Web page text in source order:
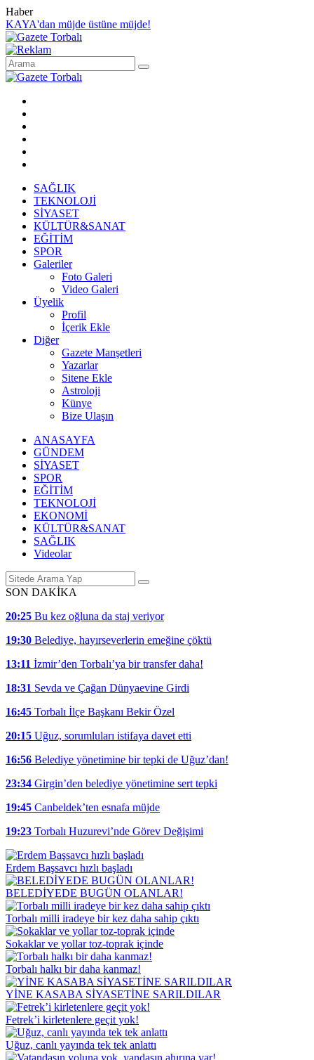
Haber
KAYA'dan müjde üstüne müjde!
SAĞLIK
TEKNOLOJİ
SİYASET
KÜLTÜR&SANAT
EĞİTİM
SPOR
Galeriler
Foto Galeri
Video Galeri
Üyelik
Profil
İçerik Ekle
Diğer
Gazete Manşetleri
Yazarlar
Sitene Ekle
Astroloji
Künye
Bize Ulaşın
ANASAYFA
GÜNDEM
SİYASET
SPOR
EĞİTİM
TEKNOLOJİ
EKONOMİ
KÜLTÜR&SANAT
SAĞLIK
Videolar
SON DAKİKA
20:25 Bu kez oğluna da staj veriyor
19:30 Belediye, hayırseverlerin emeğine çöktü
13:11 İzmir’den Torbalı’ya bir transfer daha!
18:31 Sevda ve Çağan Dünyaevine Girdi
16:45 Torbalı İlçe Başkanı Bekir Özel
20:15 Uğuz, sorumluları istifaya davet etti
16:56 Belediye yönetimine bir tepki de Uğuz’dan!
23:34 Girgin’den belediye yönetimine sert tepki
19:45 Canbeldek’ten esnafa müjde
19:23 Torbalı Huzurevi’nde Görev Değişimi
Erdem Başsavcı hızlı başladı
BELEDİYEDE BUGÜN OLANLAR!
Torbalı milli iradeye bir kez daha sahip çıktı
Sokaklar ve yollar toz-toprak içinde
Torbalı halkı bir daha kanmaz!
YİNE KASABA SİYASETİNE SARILDILAR
Fetrek’i kirletenlere geçit yok!
Uğuz, canlı yayında tek tek anlattı